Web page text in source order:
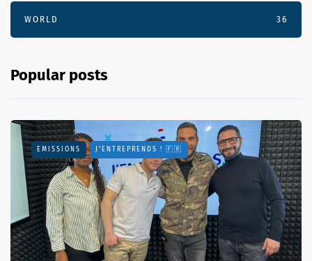
WORLD 36
Popular posts
EMISSIONS J'ENTREPRENDS ! 🇫🇷